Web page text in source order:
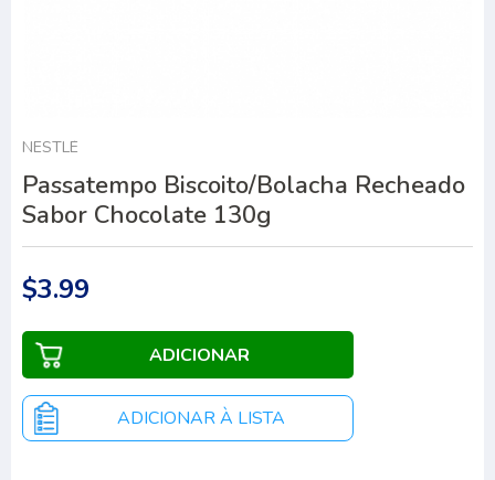
NESTLÉ
Passatempo Biscoito/Bolacha Recheado
Sabor Chocolate 130g
$3.99